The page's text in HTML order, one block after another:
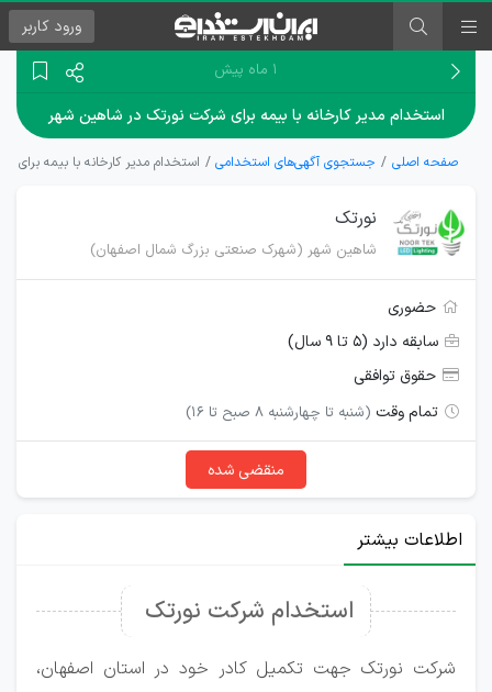
ورود کاربر
۱ ماه پیش
استخدام مدیر کارخانه با بیمه برای شرکت نورتک در شاهین شهر
صفحه اصلی جستجوی آگهی‌های استخدامی استخدام مدیر کارخانه با بیمه
نورتک
شاهین شهر (شهرک صنعتی بزرگ شمال اصفهان)
حضوری
سابقه دارد (۵ تا ۹ سال)
حقوق توافقی
تمام وقت (شنبه تا چهارشنبه ۸ صبح تا ۱۶)
منقضی شده
اطلاعات بیشتر
استخدام شرکت نورتک
شرکت نورتک جهت تکمیل کادر خود در استان اصفهان،